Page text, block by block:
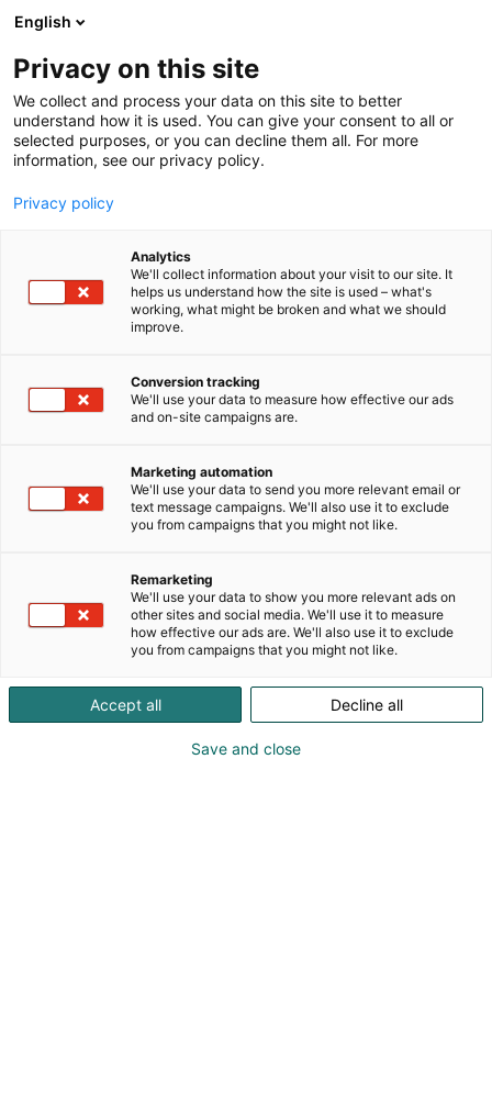
Siirry
sisältöön
Koneviesti
A770
Maaseudun Tulevaisuus on maaseudun
elinkeinoihin, kulttuuriin ja harrastuksiin keskittyvä
erikoissanomalehti. Se kertoo tuoreeltaan myös
Maaseudun Tulevaisuus (MT) ilmestyy painettuna
lehtenä kolme kertaa viikossa, verkossa uutisia
julkaistaan päivittäin.
Osana Maaseudun Tulevaisuutta julkaistaan
mielenkiintoisia liitelehtiä, jotka kuuluvat MT:n
tilaukseen. Kantri on rennolla otteella maaseudun
elämästä, ihmisistä ja ilmiöistä kertova kuukausiliite.
ilmestyvä maa- ja metsätalouden ammattilehti,
jonka sisältö koostuu ajankohtaisista maa- ja
metsätalouden jutuista.
English
Privacy on this site
We collect and process your data on this site to better
understand how it is used. You can give your consent to all or
selected purposes, or you can decline them all. For more
information, see our privacy policy.
Privacy policy
Analytics
We'll collect information about your visit to our site. It
helps us understand how the site is used – what's
working, what might be broken and what we should
improve.
Conversion tracking
We'll use your data to measure how effective our ads
and on-site campaigns are.
Marketing automation
We'll use your data to send you more relevant email or
text message campaigns. We'll also use it to exclude
you from campaigns that you might not like.
Remarketing
We'll use your data to show you more relevant ads on
other sites and social media. We'll use it to measure
how effective our ads are. We'll also use it to exclude
you from campaigns that you might not like.
Accept all Decline all
Save and close